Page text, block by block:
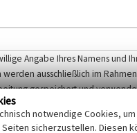
Angabe Ihres Namens und
werden ausschließlich im
gespeichert und
diese entsprechend der
Datenschutzgesetzes NRW
notwendige Cookies,
sicherzustellen. Diesen